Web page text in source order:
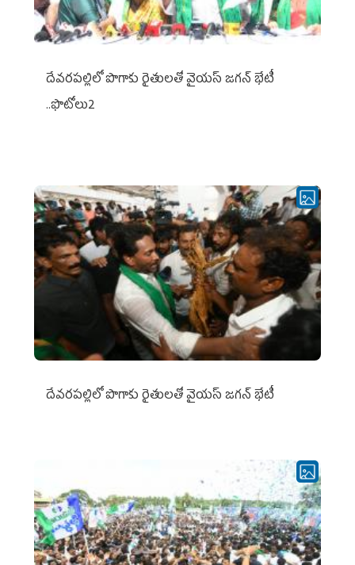
దేవరపల్లిలో పొగాకు రైతులతో వైయస్ జగన్ భేటీ
..ఫొటోలు2
దేవరపల్లిలో పొగాకు రైతులతో వైయస్ జగన్ భేటీ